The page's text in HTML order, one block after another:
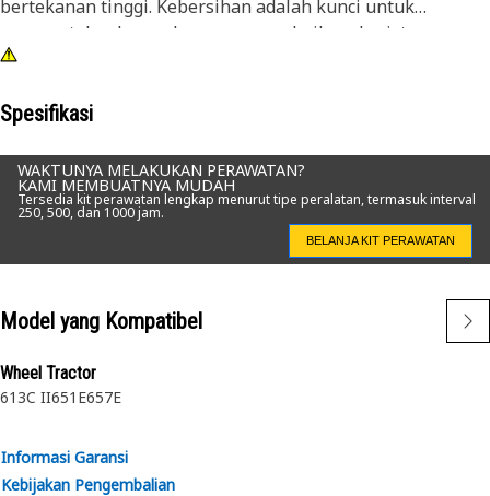
bertekanan tinggi. Kebersihan adalah kunci untuk
mempertahankan pelumasan yang baik pada sistem
hidraulik yang sensitif.
Spesifikasi
WAKTUNYA MELAKUKAN PERAWATAN?
KAMI MEMBUATNYA MUDAH
Tersedia kit perawatan lengkap menurut tipe peralatan, termasuk interval
250, 500, dan 1000 jam.
BELANJA KIT PERAWATAN
Model yang Kompatibel
Wheel Tractor
613C II651E657E
Informasi Garansi
Kebijakan Pengembalian